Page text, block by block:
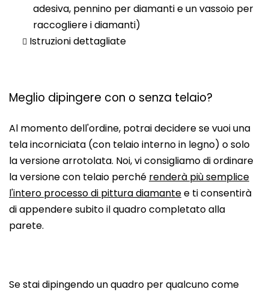
adesiva, pennino per diamanti e un vassoio per
raccogliere i diamanti)
Istruzioni dettagliate
Meglio dipingere con o senza telaio?
Al momento dell'ordine, potrai decidere se vuoi una
tela incorniciata (con telaio interno in legno) o solo
la versione arrotolata. Noi, vi consigliamo di ordinare
la versione con telaio perché renderà più semplice
l'intero processo di pittura diamantee ti consentirà
di appendere subito il quadro completato alla
parete.
Se stai dipingendo un quadro per qualcuno come